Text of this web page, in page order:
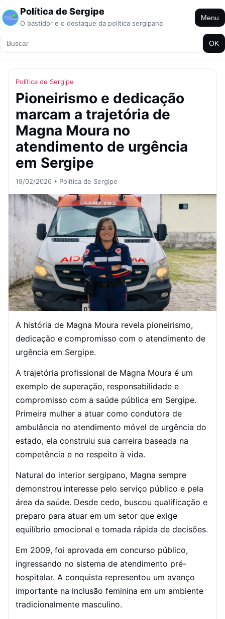
Política de Sergipe
O bastidor e o destaque da política sergipana
Menu
OK
Política de Sergipe
Pioneirismo e dedicação
marcam a trajetória de
Magna Moura no
atendimento de urgência
em Sergipe
19/02/2026 • Política de Sergipe
A história de Magna Moura revela pioneirismo,
dedicação e compromisso com o atendimento de
urgência em Sergipe.
A trajetória profissional de Magna Moura é um
exemplo de superação, responsabilidade e
compromisso com a saúde pública em Sergipe.
Primeira mulher a atuar como condutora de
ambulância no atendimento móvel de urgência do
estado, ela construiu sua carreira baseada na
competência e no respeito à vida.
Natural do interior sergipano, Magna sempre
demonstrou interesse pelo serviço público e pela
área da saúde. Desde cedo, buscou qualificação e
preparo para atuar em um setor que exige
equilíbrio emocional e tomada rápida de decisões.
Em 2009, foi aprovada em concurso público,
ingressando no sistema de atendimento pré-
hospitalar. A conquista representou um avanço
importante na inclusão feminina em um ambiente
tradicionalmente masculino.